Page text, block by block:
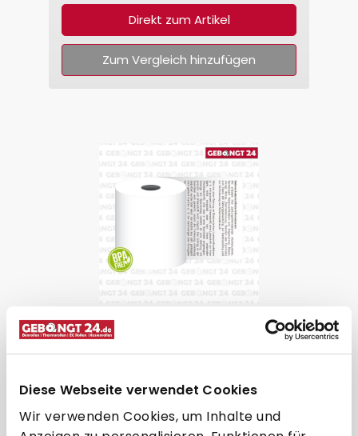
Diese Webseite verwendet Cookies
Wir verwenden Cookies, um Inhalte und
Direkt zum Artikel
Zum Vergleich hinzufügen
Thermorolle 57 x 25m x 12, SEPA
25 m 45 mm